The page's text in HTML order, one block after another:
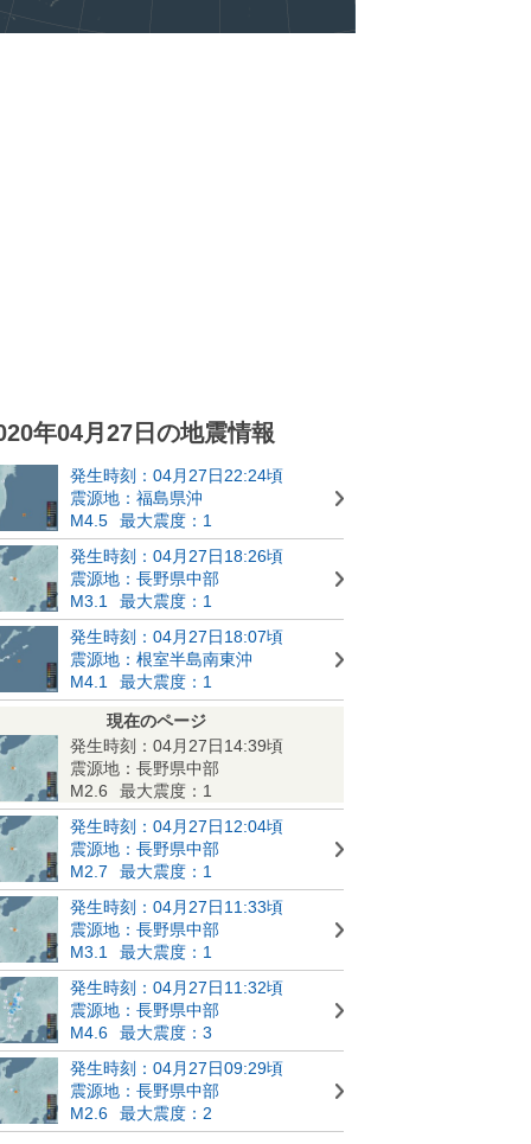
年04月27日の地震情報
発生時刻：04月27日22:24頃
震源地：福島県沖
M4.5
最大震度：1
発生時刻：04月27日18:26頃
震源地：長野県中部
M3.1
最大震度：1
発生時刻：04月27日18:07頃
震源地：根室半島南東沖
M4.1
最大震度：1
現在のページ
発生時刻：04月27日14:39頃
震源地：長野県中部
M2.6
最大震度：1
発生時刻：04月27日12:04頃
震源地：長野県中部
M2.7
最大震度：1
発生時刻：04月27日11:33頃
震源地：長野県中部
M3.1
最大震度：1
発生時刻：04月27日11:32頃
震源地：長野県中部
M4.6
最大震度：3
発生時刻：04月27日09:29頃
震源地：長野県中部
M2.6
最大震度：2